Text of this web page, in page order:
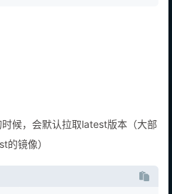
候，会默认拉取latest版本（大部
镜像）